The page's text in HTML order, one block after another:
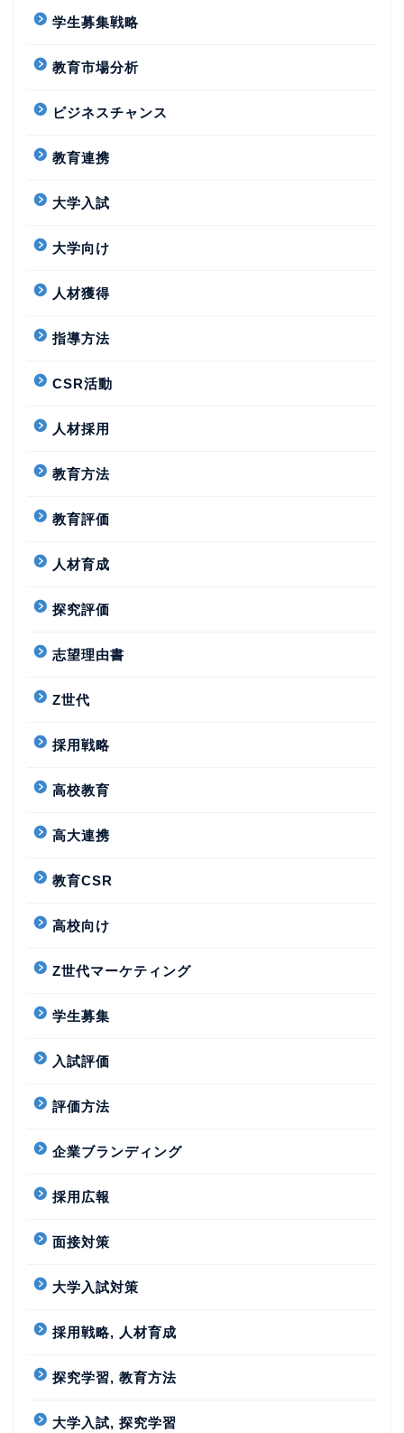
学生募集戦略
教育市場分析
ビジネスチャンス
教育連携
大学入試
大学向け
人材獲得
指導方法
CSR活動
人材採用
教育方法
教育評価
人材育成
探究評価
志望理由書
Z世代
採用戦略
高校教育
高大連携
教育CSR
高校向け
Z世代マーケティング
学生募集
入試評価
評価方法
企業ブランディング
採用広報
面接対策
大学入試対策
採用戦略, 人材育成
探究学習, 教育方法
大学入試, 探究学習